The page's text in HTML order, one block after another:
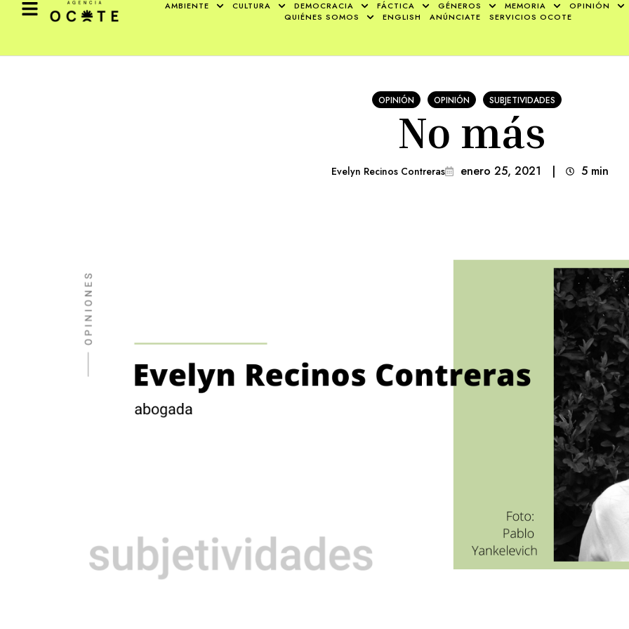
AMBIENTE CULTURA DEMOCRACIA FÁCTICA GÉNEROS MEMORIA
OPINIÓN
QUIÉNES SOMOS
ENGLISH ANÚNCIATE SERVICIOS OCOTE
OPINIÓN OPINIÓN SUBJETIVIDADES
No más
Evelyn Recinos Contreras enero 25, 2021 | 5 min